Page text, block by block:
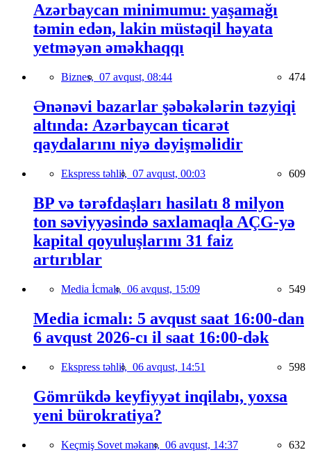
Azərbaycan minimumu: yaşamağı
təmin edən, lakin müstəqil həyata
yetməyən əməkhaqqı
Biznes, 07 avqust, 08:44 474
Ənənəvi bazarlar şəbəkələrin təzyiqi
altında: Azərbaycan ticarət
qaydalarını niyə dəyişməlidir
Ekspress təhlil, 07 avqust, 00:03 609
BP və tərəfdaşları hasilatı 8 milyon
ton səviyyəsində saxlamaqla AÇG-yə
kapital qoyuluşlarını 31 faiz
artırıblar
Media İcmalı, 06 avqust, 15:09 549
Media icmalı: 5 avqust saat 16:00-dan
6 avqust 2026-cı il saat 16:00-dək
Ekspress təhlil, 06 avqust, 14:51 598
Gömrükdə keyfiyyət inqilabı, yoxsa
yeni bürokratiya?
Keçmiş Sovet məkanı, 06 avqust, 14:37 632